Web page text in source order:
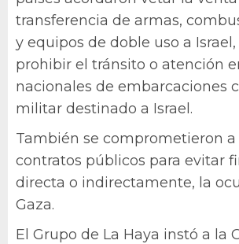
transferencia de armas,
y equipos de doble uso a
prohibir el tránsito o atención
nacionales de embarcaciones
militar destinado a Israel.
También se comprometieron
contratos públicos para evitar
directa o indirectamente, la
Gaza.
El Grupo de La Haya instó a la